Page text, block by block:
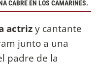
CABRÉ EN LOS CAMARINES.
actrizy cantante
junto a una
padre de la